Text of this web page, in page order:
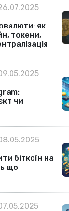
як
токени,
чи
біткоїн на
що